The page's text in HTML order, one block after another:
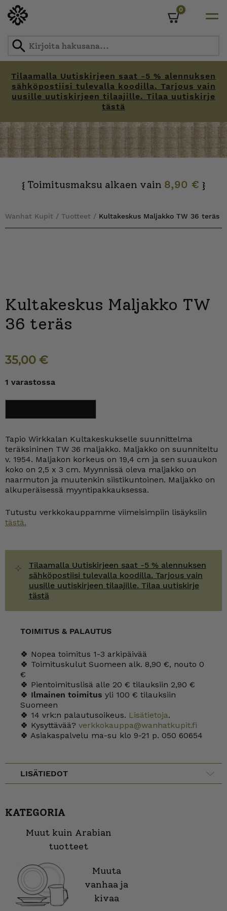
Tilaamalla Uutiskirjeen saat -5 % alennuksen
sähköpostiisi tulevalla koodilla. Tarjous vain
uusille uutiskirjeen tilaajille. Tilaa uutiskirje
tästä
0
{ Toimitusmaksu alkaen vain 8,90 € }
Wanhat Kupit / Tuotteet / Kultakeskus Maljakko TW 36 teräs
Kultakeskus Maljakko TW
36 teräs
35,00 €
1 varastossa
TW
määrä
Tapio Wirkkalan Kultakeskukselle suunnittelma
teräksininen TW 36 maljakko. Maljakko on suunniteltu
v. 1954. Maljakon korkeus on 19,4 cm ja sen suuaukon
koko on 2,5 x 3 cm. Myynnissä oleva maljakko on
naarmuton ja muutenkin siistikuntoinen. Maljakko on
alkuperäisessä myyntipakkauksessa.
Tutustu verkkokauppamme viimeisimpiin lisäyksiin
tästä.
Tilaamalla Uutiskirjeen saat -5 % alennuksen
sähköpostiisi tulevalla koodilla. Tarjous vain
uusille uutiskirjeen tilaajille. Tilaa uutiskirje
tästä
TOIMITUS & PALAUTUS
🍀 Nopea toimitus 1-3 arkipäivää
🍀 Toimituskulut Suomeen alk. 8,90 €, nouto 0
€
🍀 Pientoimituslisä alle 20 € tilauksiin 2,90 €
🍀 Ilmainen toimitus yli 100 € tilauksiin
Suomeen
🍀 14 vrk:n palautusoikeus. Lisätietoja.
🍀 Kysyttävää? verkkokauppa@wanhatkupit.fi
🍀 Asiakaspalvelu ma-su klo 9-21 p. 050 60654
LISÄTIEDOT
KATEGORIA
Muut kuin Arabian
tuotteet
Muuta
vanhaa ja
kivaa